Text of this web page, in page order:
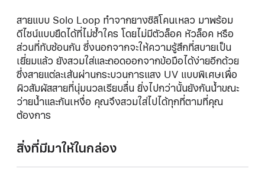
สายแบบ Solo Loop ทำจากยางซิลิโคนเหลว มาพร้อม
ดีไซน์แบบยืดได้ที่ไม่ซ้ำใคร โดยไม่มีตัวล็อค หัวล็อค หรือ
ส่วนที่ทับซ้อนกัน ซึ่งนอกจากจะให้ความรู้สึกที่สบายเป็น
เยี่ยมแล้ว ยังสวมใส่และถอดออกจากข้อมือได้ง่ายอีกด้วย
ซึ่งสายแต่ละเส้นผ่านกระบวนการแสง UV แบบพิเศษเพื่อ
ผิวสัมผัสสายที่นุ่มนวลเรียบลื่น ยิ่งไปกว่านั้นยังกันน้ำขณะ
ว่ายน้ำและกันเหงื่อ คุณจึงสวมใส่ไปได้ทุกที่ตามที่คุณ
ต้องการ
สิ่งที่มีมาให้ในกล่อง